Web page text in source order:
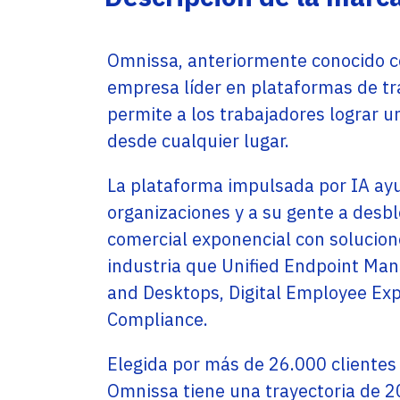
Adistec Service Providers Programs(ASPP)
ofrece programas específicos para
proveedores de servicios basados en el
modelo de suscripción mensual.
SABER MÁS
Oficinas
operaciones locales en 17 países de América
Latina, con más de 300 empleados.
SABER MÁS
Omnissa, anteriormente conocido
empresa líder en plataformas de
permite a los trabajadores lograr
desde cualquier lugar.
La plataforma impulsada por IA
organizaciones y a su gente a
comercial exponencial con
industria que Unified Endpoint
and Desktops, Digital Employee
Compliance.
Elegida por más de 26.000
Omnissa tiene una trayectoria de